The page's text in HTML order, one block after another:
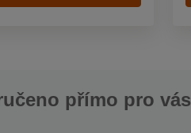
přímo pro vás